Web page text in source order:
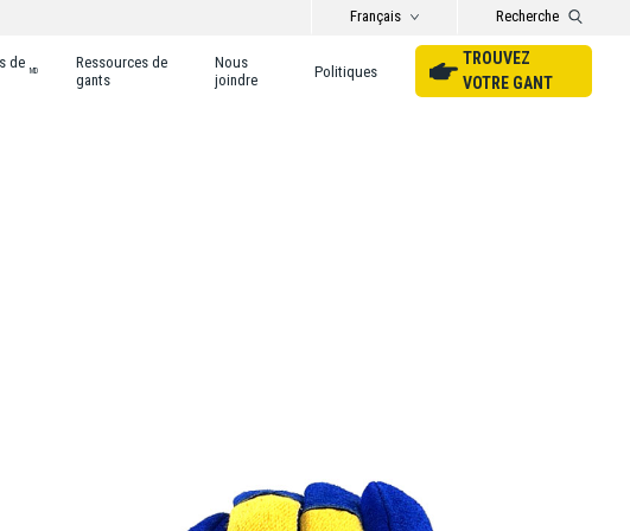
Français Recherche
TROUVEZ
VOTRE GANT
de MD
Ressources de
gants
Nous
joindre
Politiques